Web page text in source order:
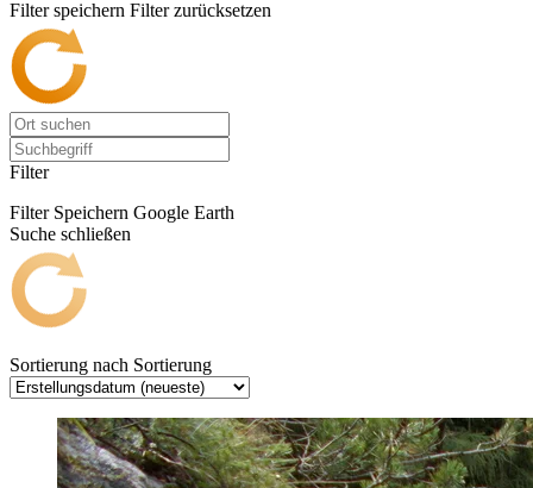
Filter speichern Filter zurücksetzen
Filter
Filter Speichern Google Earth
Suche schließen
Sortierung nach Sortierung